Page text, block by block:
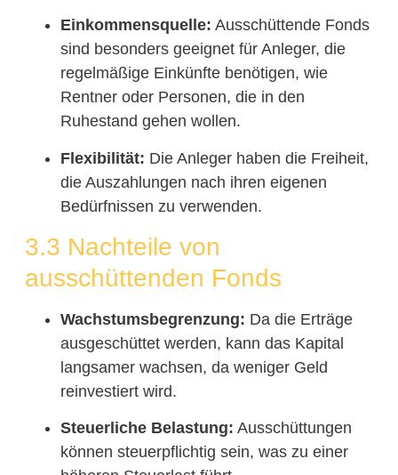
Einkommensquelle: Ausschüttende Fonds
sind besonders geeignet für Anleger, die
regelmäßige Einkünfte benötigen, wie
Rentner oder Personen, die in den
Ruhestand gehen wollen.
Flexibilität: Die Anleger haben die Freiheit,
die Auszahlungen nach ihren eigenen
Bedürfnissen zu verwenden.
3.3 Nachteile von
ausschüttenden Fonds
Wachstumsbegrenzung: Da die Erträge
ausgeschüttet werden, kann das Kapital
langsamer wachsen, da weniger Geld
reinvestiert wird.
Steuerliche Belastung: Ausschüttungen
können steuerpflichtig sein, was zu einer